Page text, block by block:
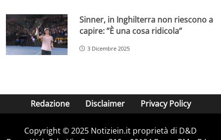
Sinner, in Inghilterra non riescono a
capire: ”È una cosa ridicola”
3 Dicembre 2025
Redazione Disclaimer Privacy Policy
Copyright © 2025 Notiziein.it proprietà di D&D